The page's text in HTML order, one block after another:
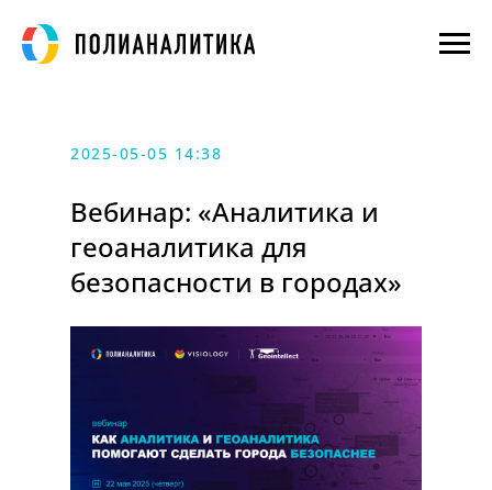
2025-05-05 14:38
Вебинар: «Аналитика и
геоаналитика для
безопасности в городах»